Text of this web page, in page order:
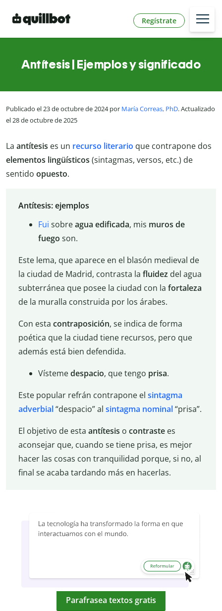
Regístrate
Antítesis | Ejemplos y significado
Publicado el 23 de octubre de 2024 por María Correas, PhD. Actualizado
el 28 de octubre de 2025
La antítesis es un recurso literario que contrapone dos
elementos lingüísticos (sintagmas, versos, etc.) de
sentido opuesto.
Antítesis: ejemplos
Fui sobreagua edificada, mis muros de
fuego son.
Este lema, que aparece en el blasón medieval de
la ciudad de Madrid, contrasta la fluidezdel agua
subterránea que posee la ciudad con la fortaleza
de la muralla construida por los árabes.
Con esta contraposición, se indica de forma
poética que la ciudad tiene recursos, pero que
además está bien defendida.
Vístemedespacio, que tengo prisa.
Este popular refrán contrapone el sintagma
adverbial“despacio” al sintagma nominal“prisa”.
El objetivo de esta antítesis o contrastees
aconsejar que, cuando se tiene prisa, es mejor
hacer las cosas con tranquilidad porque, si no, al
final se acaba tardando más en hacerlas.
Parafrasea textos gratis